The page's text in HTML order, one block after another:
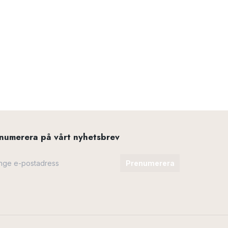
på vårt nyhetsbrev
Prenumerera